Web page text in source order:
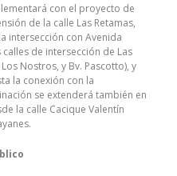
con el proyecto de
de la calle Las Retamas,
intersección con Avenida
de intersección de Las
Nostros, y Bv. Pascotto), y
la conexión con la
se extenderá también en
la calle Cacique Valentín